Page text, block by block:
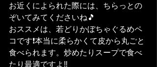
お近くによられた際には、ちらっとの
ぞいてみてくださいね🎵
おススメは、若どりかぼちゃぐるめペ
コです❗️本当に柔らかくて皮から丸ごと
食べられます。炒めたりスープで食べ
たり最適ですよ‼︎